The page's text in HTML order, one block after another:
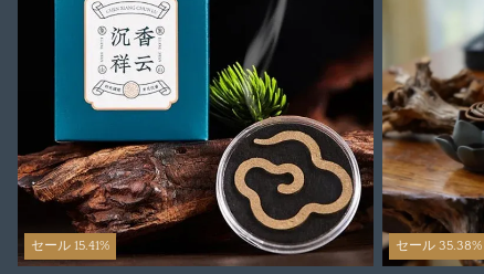
セール 15.41% セール 35.38%